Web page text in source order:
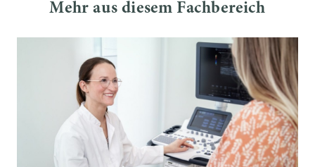
Mehr aus diesem Fachbereich